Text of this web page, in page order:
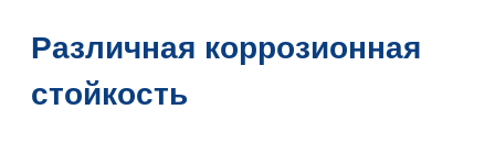
Различная коррозионная
стойкость